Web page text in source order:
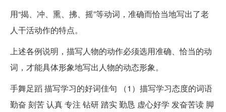
用“揭、冲、熏、拂、摇”等动词，准确而恰当地写出了老
人干活动作的特点。
上述各例说明，描写人物的动作必须选用准确、恰当的动
词，才能具体形象地写出人物的动态形象。
手舞足蹈 描写学习的好词佳句 （1）描写学习态度的词语
勤奋 刻苦 认真 专注 钻研 踏实 勤恳 虚心好学 发奋苦读 脚